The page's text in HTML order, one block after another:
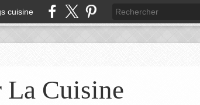
cuisine
La Cuisine